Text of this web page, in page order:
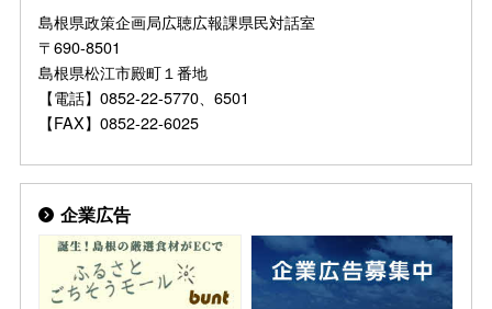
島根県政策企画局広聴広報課県民対話室
〒690-8501
島根県松江市殿町１番地
【電話】0852-22-5770、6501
【FAX】0852-22-6025
企業広告